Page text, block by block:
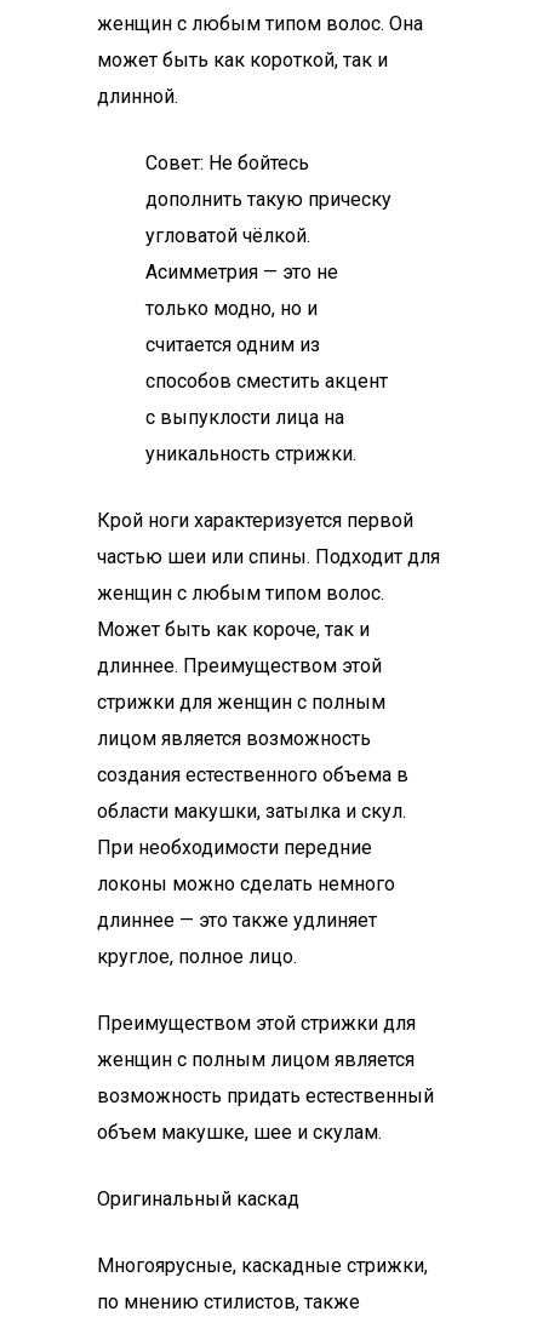
женщин с любым типом волос. Она
может быть как короткой, так и
длинной.
Совет: Не бойтесь
дополнить такую прическу
угловатой чёлкой.
Асимметрия — это не
только модно, но и
считается одним из
способов сместить акцент
с выпуклости лица на
уникальность стрижки.
Крой ноги характеризуется первой
частью шеи или спины. Подходит для
женщин с любым типом волос.
Может быть как короче, так и
длиннее. Преимуществом этой
стрижки для женщин с полным
лицом является возможность
создания естественного объема в
области макушки, затылка и скул.
При необходимости передние
локоны можно сделать немного
длиннее — это также удлиняет
круглое, полное лицо.
Преимуществом этой стрижки для
женщин с полным лицом является
возможность придать естественный
объем макушке, шее и скулам.
Оригинальный каскад
Многоярусные, каскадные стрижки,
по мнению стилистов, также